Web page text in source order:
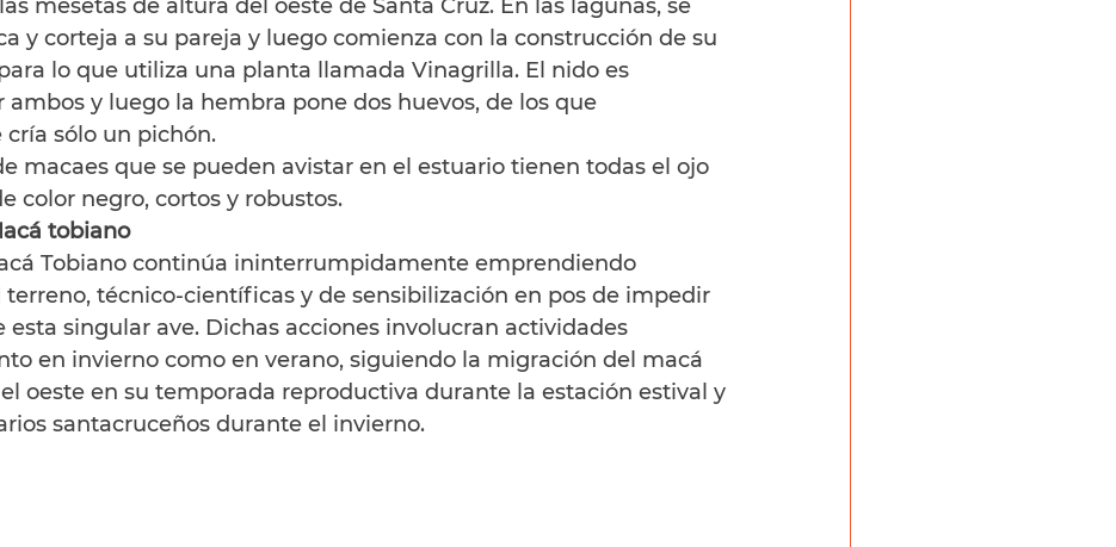
mesetas de altura del oeste de Santa Cruz. En las lagunas, se
y corteja a su pareja y luego comienza con la construcción de su
lo que utiliza una planta llamada Vinagrilla. El nido es
ambos y luego la hembra pone dos huevos, de los que
sólo un pichón.
macaes que se pueden avistar en el estuario tienen todas el ojo
color negro, cortos y robustos.
tobiano
Tobiano continúa ininterrumpidamente emprendiendo
terreno, técnico-científicas y de sensibilización en pos de impedir
esta singular ave. Dichas acciones involucran actividades
en invierno como en verano, siguiendo la migración del macá
oeste en su temporada reproductiva durante la estación estival y
santacruceños durante el invierno.